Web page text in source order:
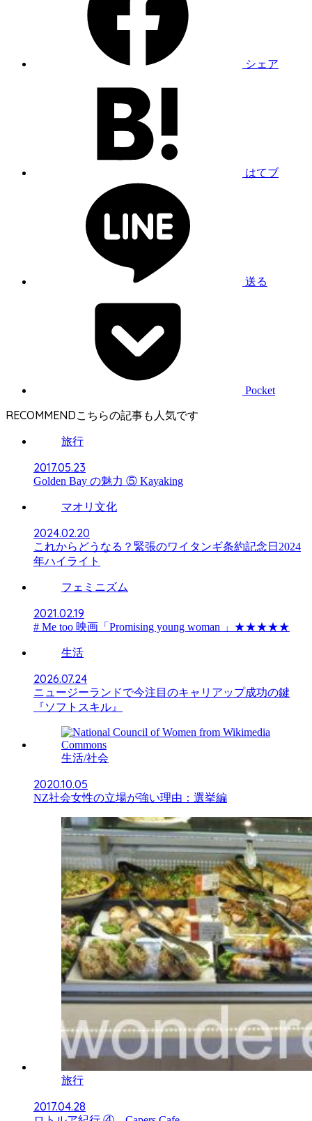
シェア
はてブ
送る
Pocket
RECOMMEND
旅行
2017.05.23
Golden Bay の魅力 ⑤ Kayaking
マオリ文化
2024.02.20
これからどうなる？緊張のワイタンギ条約記念日2024
年ハイライト
フェミニズム
2021.02.19
# Me too 映画「Promising young woman 」★★★★★
生活
2026.07.24
ニュージーランドで今注目のキャリアップ成功の鍵
『ソフトスキル』
生活/社会
2020.10.05
NZ社会女性の立場が強い理由：選挙編
旅行
2017.04.28